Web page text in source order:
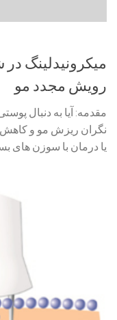
میکرونیدلینگ
رویش مجدد مو
مقدمه: آیا به دنبال
یا درمان با سوزن های